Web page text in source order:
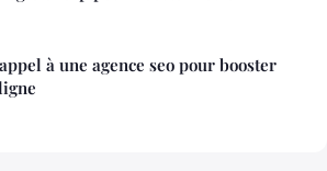
à une agence seo pour booster